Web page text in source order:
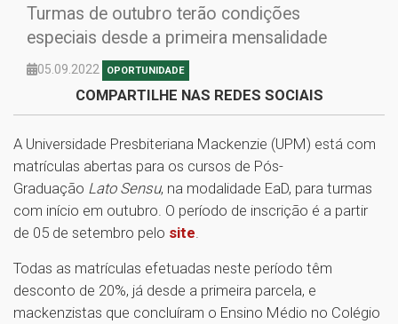
Turmas de outubro terão condições
especiais desde a primeira mensalidade
05.09.2022 OPORTUNIDADE
COMPARTILHE NAS REDES SOCIAIS
A Universidade Presbiteriana Mackenzie (UPM) está com
matrículas abertas para os cursos de Pós-
Graduação Lato Sensu, na modalidade EaD, para turmas
com início em outubro. O período de inscrição é a partir
de 05 de setembro pelo site
Todas as matrículas efetuadas neste período têm
desconto de 20%, já desde a primeira parcela, e
mackenzistas que concluíram o Ensino Médio no Colégio